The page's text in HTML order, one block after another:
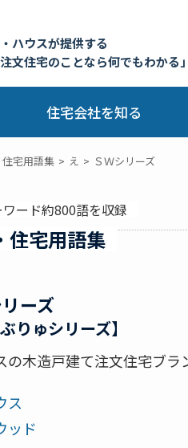
ハウスが提供する
注文住宅のことなら何でもわかる
住宅会社を知る
宅用語集 え ＳＷシリーズ
ード約800語を収録
住宅用語集
ーズ
りゅシリーズ】
の木造戸建て注文住宅ブラ
ス
ッド